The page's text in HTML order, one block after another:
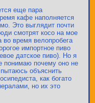
еще пара
кафе наполняется
Это выглядит почти
смотрят косо на мое
во время велопробега
импортное пиво
датское пиво). Но я
понимаю почему оно не
объяснить
как богато
но их это